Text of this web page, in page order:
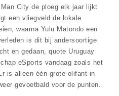
City de ploeg elk jaar lijkt
een vliegveld de lokale
waarna Yulu Matondo een
is dit bij andersoortige
en gedaan, quote Uruguay
eSports vandaag zoals het
is alleen één grote olifant in
gevoetbald voor de punten.